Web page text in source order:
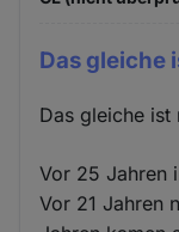
Das gleiche
Das gleiche ist
Vor 25 Jahren
Vor 21 Jahren